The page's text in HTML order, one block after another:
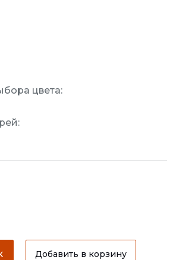
цвета:
Добавить в корзину